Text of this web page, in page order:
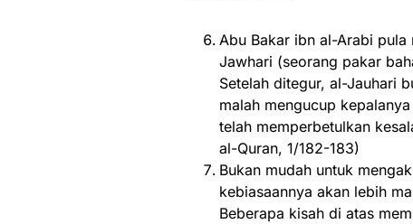
Abu Bakar ibn al-Arabi
Jawhari (seorang pakar
Setelah ditegur, al-Jauhari
malah mengucup
telah memperbetulkan
al-Quran, 1/182-183)
Bukan mudah untuk
kebiasaannya akan lebih
Beberapa kisah di atas